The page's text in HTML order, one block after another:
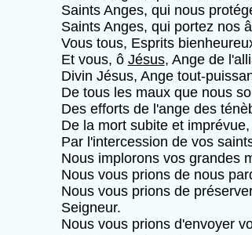
Saints Anges, qui nous
Saints Anges, qui portez nos
Vous tous, Esprits
Et vous, ô Jésus, Ange de
Divin Jésus, Ange tout-
De tous les maux que nous
Des efforts de l'ange des
De la mort subite et
Par l'intercession de vos
Nous implorons vos grandes
Nous vous prions de nous
Nous vous prions de
Seigneur.
Nous vous prions d'envoyer